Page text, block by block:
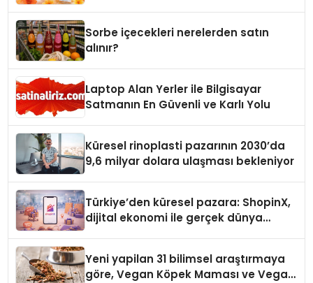
Sorbe içecekleri nerelerden satın
alınır?
Laptop Alan Yerler ile Bilgisayar
Satmanın En Güvenli ve Karlı Yolu
Küresel rinoplasti pazarının 2030’da
9,6 milyar dolara ulaşması bekleniyor
Türkiye’den küresel pazara: ShopinX,
dijital ekonomi ile gerçek dünya
Yeni yapilan 31 bilimsel araştırmaya
göre, Vegan Köpek Maması ve Vegan